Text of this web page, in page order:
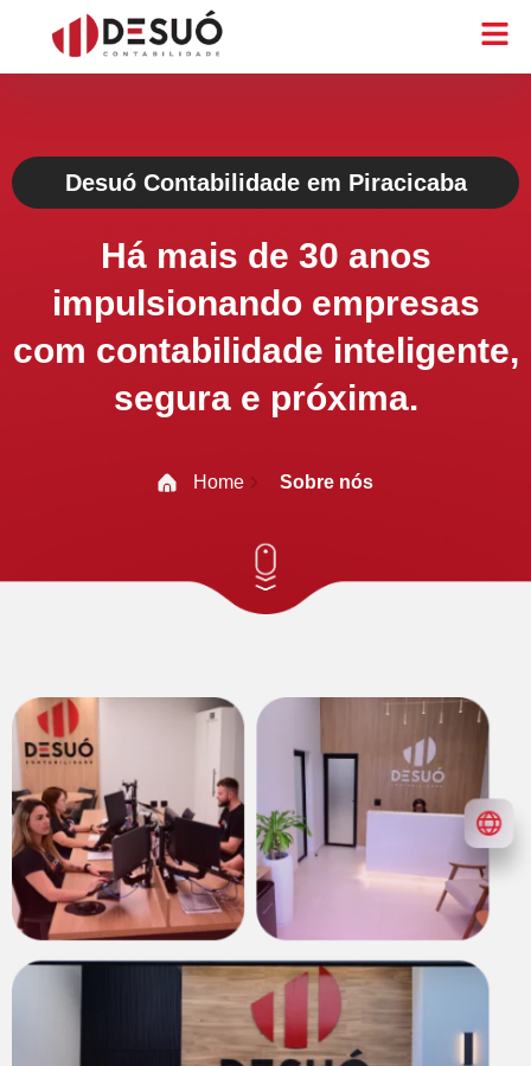
Desuó Contabilidade em Piracicaba
Há mais de 30 anos
impulsionando empresas
com contabilidade inteligente,
segura e próxima.
Home Sobre nós